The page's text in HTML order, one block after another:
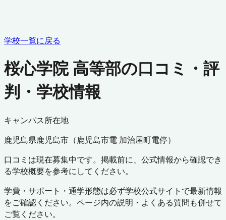
学校一覧に戻る
桜心学院 高等部の口コミ・評
判・学校情報
キャンパス所在地
鹿児島県鹿児島市 （鹿児島市電 加治屋町電停）
口コミは現在募集中です。掲載前に、公式情報から確認でき
る学校概要を参考にしてください。
学費・サポート・通学形態は必ず学校公式サイトで最新情報
をご確認ください。ページ内の説明・よくある質問も併せて
ご覧ください。